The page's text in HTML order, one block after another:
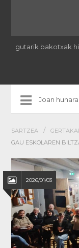
gutarik bakotxak
SARTZEA /
GAU ESKOLAREN
2026/01/03